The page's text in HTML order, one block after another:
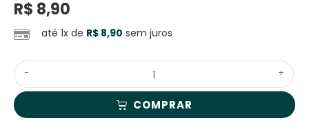
R$ 8,90
até 1x de R$ 8,90 sem juros
- +
COMPRAR